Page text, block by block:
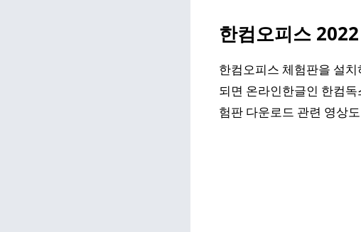
한컴오피스
한컴오피스 체험판을 설
되면 온라인한글인 한컴
험판 다운로드 관련 영상